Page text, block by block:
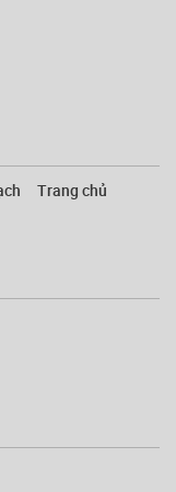
Trang chủ